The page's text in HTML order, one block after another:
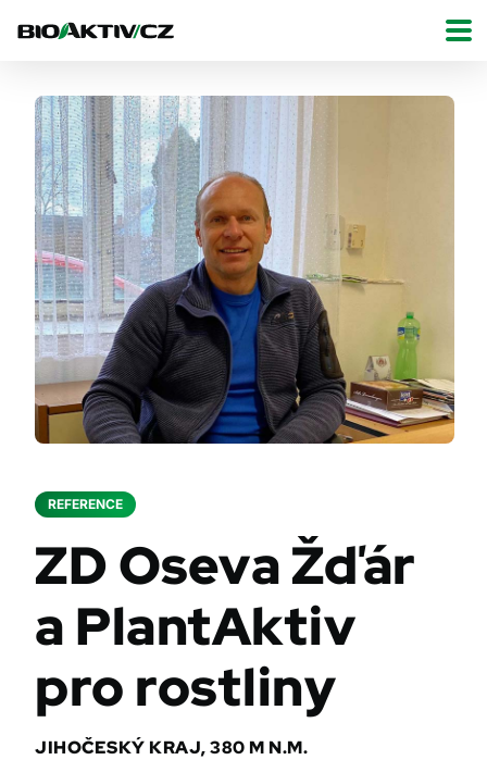
REFERENCE
ZD Oseva Žďár
a PlantAktiv
pro rostliny
JIHOČESKÝ KRAJ, 380 M N.M.